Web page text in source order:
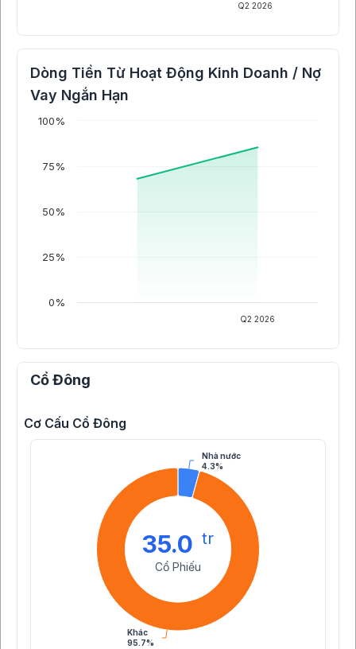
Q2 2026
Dòng Tiền Từ Hoạt Động Kinh Doanh / Nợ
Vay Ngắn Hạn
Q2 2026
0%
25%
50%
75%
100%
Cổ Đông
Cơ Cấu Cổ Đông
Nhà nước
4.3%
Khác
95.7%
35.0 tr
Cổ Phiếu